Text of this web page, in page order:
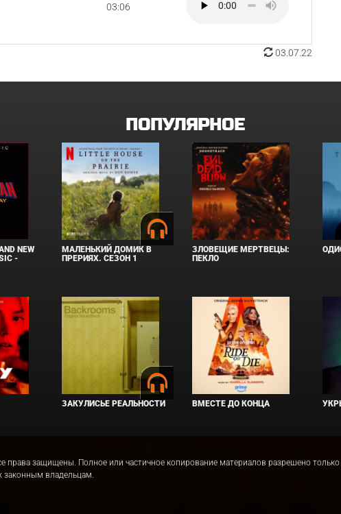
03:06
03.07.22
ПОПУЛЯРНОЕ
NEW
-
МАЛЕНЬКИЙ ДОМИК В
ПРЕРИЯХ. СЕЗОН 1
ЗЛОВЕЩИЕ МЕРТВЕЦЫ:
ПЕКЛО
ЗАКУЛИСЬЕ РЕАЛЬНОСТИ ВМЕСТЕ ДО КОНЦА
права защищены. Полное или частичное копирование материалов разрешено
законным владельцам.